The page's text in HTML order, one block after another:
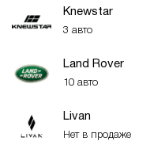
Knewstar
3 авто
Land Rover
10 авто
Livan
Нет в продаже